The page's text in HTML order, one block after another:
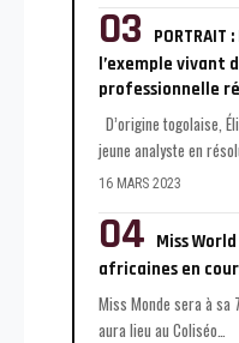
PORTRAIT
l’exemple vivant
professionnelle
D’origine togolaise,
jeune analyste en
16 MARS 2023
Miss
africaines en
Miss Monde sera à sa
aura lieu au Coliséo